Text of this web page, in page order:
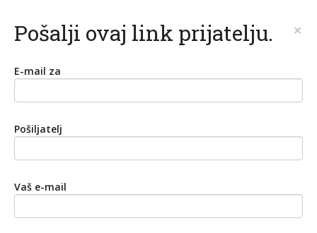
Pošalji ovaj link prijatelju. ×
E-mail za
Pošiljatelj
Vaš e-mail